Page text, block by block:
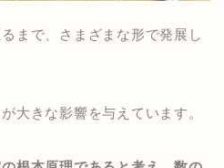
まで、さまざまな形で発展し
大きな影響を与えています。